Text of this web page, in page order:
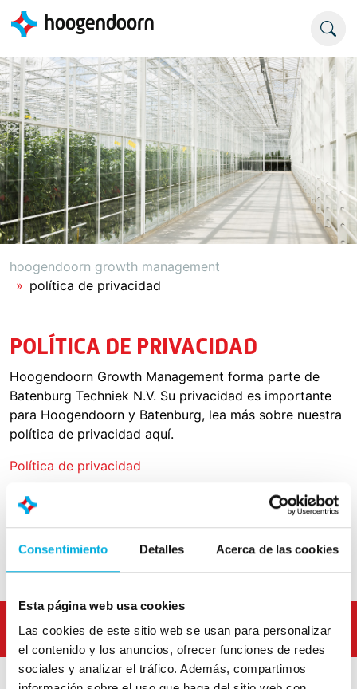
Consentimiento Detalles Acerca de las cookies
Esta página web usa cookies
Las cookies de este sitio web se usan para personalizar
el contenido y los anuncios, ofrecer funciones de redes
sociales y analizar el tráfico. Además, compartimos
hoogendoorn growth management
política de privacidad
POLÍTICA DE PRIVACIDAD
Hoogendoorn Growth Management forma parte de
Batenburg Techniek N.V. Su privacidad es importante
para Hoogendoorn y Batenburg, lea más sobre nuestra
política de privacidad aquí.
Política de privacidad
Demo Contact